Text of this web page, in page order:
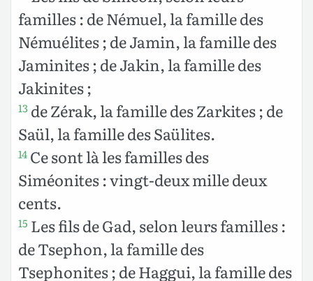
familles : de Némuel, la famille des
Némuélites ; de Jamin, la famille des
Jaminites ; de Jakin, la famille des
Jakinites ;
13 de Zérak, la famille des Zarkites ; de
Saül, la famille des Saülites.
14 Ce sont là les familles des
Siméonites : vingt-deux mille deux
cents.
15 Les fils de Gad, selon leurs familles :
de Tsephon, la famille des
Tsephonites ; de Haggui, la famille des